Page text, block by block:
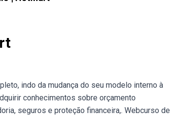
indo da mudança do seu modelo interno à
conhecimentos sobre orçamento
seguros e proteção financeira,. Webcurso de